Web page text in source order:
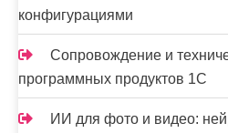
конфигурациями
Сопровождение и
программных продуктов 1С
ИИ для фото и видео: